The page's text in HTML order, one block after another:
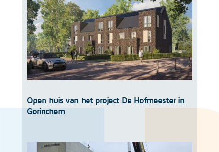
Open huis van het project De Hofmeester in
Gorinchem